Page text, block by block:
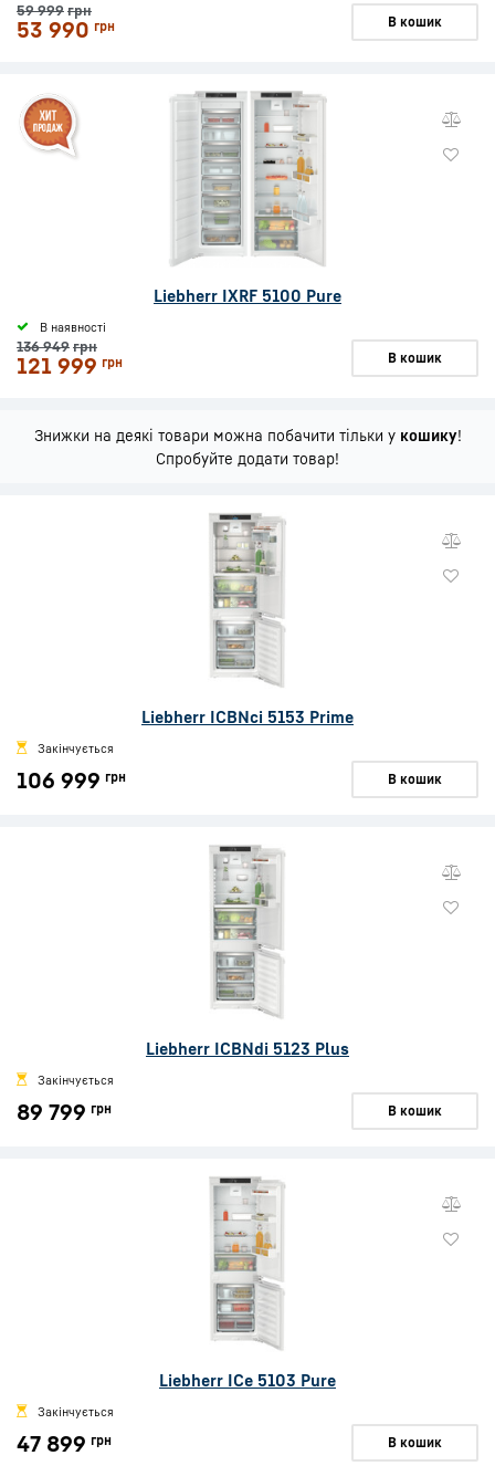
59 999грн
53 990 грн В кошик
Liebherr IXRF 5100 Pure
В наявності
136 949грн
121 999 грн В кошик
Знижки на деякі товари можна побачити тільки у кошику!
Спробуйте додати товар!
Liebherr ICBNci 5153 Prime
Закінчується
106 999 грн В кошик
Liebherr ICBNdi 5123 Plus
Закінчується
89 799 грн В кошик
Liebherr ICe 5103 Pure
Закінчується
47 899 грн В кошик